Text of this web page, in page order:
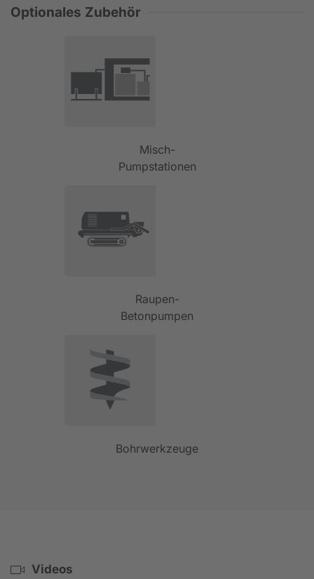
Optionales Zubehör
Misch-
Pumpstationen
Raupen-
Betonpumpen
Bohrwerkzeuge
Videos